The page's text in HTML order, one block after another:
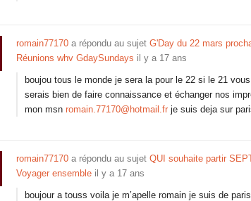
romain77170 a répondu au sujet G'Day du 22 mars
Réunions whv GdaySundays il y a 17 ans
boujou tous le monde je sera la pour le 22 si le 21
serais bien de faire connaissance et échanger nos
mon msn romain.77170@hotmail.fr je suis deja sur
romain77170 a répondu au sujet QUI souhaite partir
Voyager ensemble il y a 17 ans
boujour a touss voila je m’apelle romain je suis de